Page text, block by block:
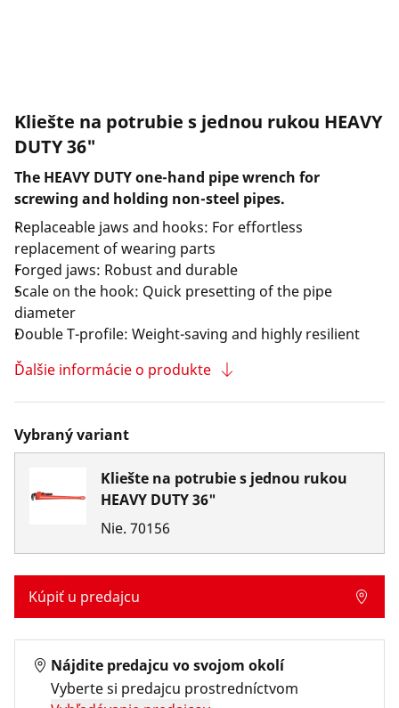
Kliešte na potrubie s jednou rukou HEAVY
DUTY 36"
The HEAVY DUTY one-hand pipe wrench for
screwing and holding non-steel pipes.
Replaceable jaws and hooks: For effortless
replacement of wearing parts
Forged jaws: Robust and durable
Scale on the hook: Quick presetting of the pipe
diameter
Double T-profile: Weight-saving and highly resilient
Ďalšie informácie o produkte
Vybraný variant
Kliešte na potrubie s jednou rukou
HEAVY DUTY 36"
Nie. 70156
Kúpiť u predajcu
Nájdite predajcu vo svojom okolí
Vyberte si predajcu prostredníctvom